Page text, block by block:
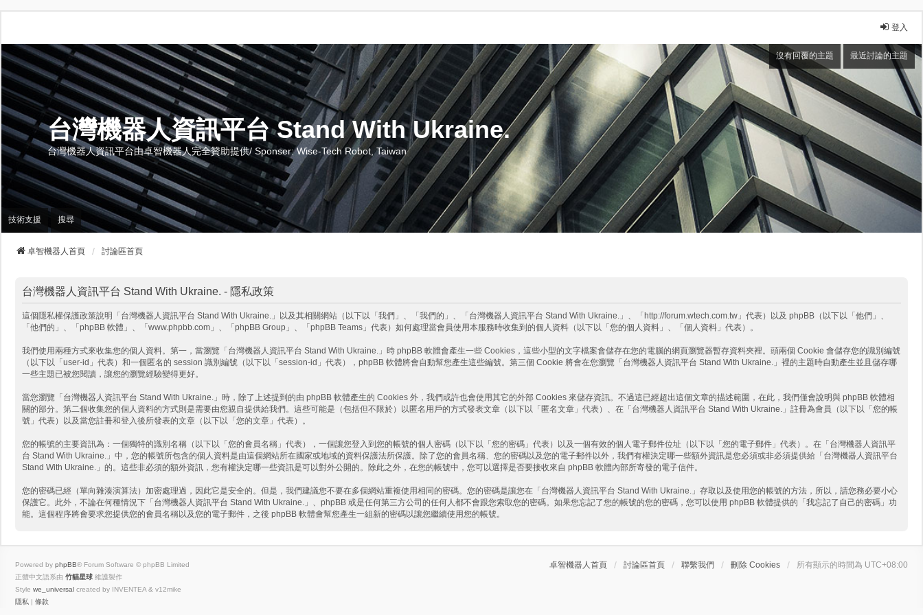
登入
沒有回覆的主題 最近討論的主題
台灣機器人資訊平台 Stand With Ukraine.
台灣機器人資訊平台由卓智機器人完全贊助提供/ Sponser: Wise-Tech Robot, Taiwan
技術支援 搜尋
卓智機器人首頁 討論區首頁
台灣機器人資訊平台 Stand With Ukraine. - 隱私政策
這個隱私權保護政策說明「台灣機器人資訊平台 Stand With Ukraine.」以及其相關網站（以下以「我們」、「我們的」、「台灣機器人資訊平台 Stand With Ukraine.」、「http://forum.wtech.com.tw」代表）以及 phpBB（以下以「他們」、
「他們的」、「phpBB 軟體」、「www.phpbb.com」、「phpBB Group」、「phpBB Teams」代表）如何處理當會員使用本服務時收集到的個人資料（以下以「您的個人資料」、「個人資料」代表）。
我們使用兩種方式來收集您的個人資料。第一，當瀏覽「台灣機器人資訊平台 Stand With Ukraine.」時 phpBB 軟體會產生一些 Cookies，這些小型的文字檔案會儲存在您的電腦的網頁瀏覽器暫存資料夾裡。頭兩個 Cookie 會儲存您的識別編號
（以下以「user-id」代表）和一個匿名的 session 識別編號（以下以「session-id」代表），phpBB 軟體將會自動幫您產生這些編號。第三個 Cookie 將會在您瀏覽「台灣機器人資訊平台 Stand With Ukraine.」裡的主題時自動產生並且儲存哪
一些主題已被您閱讀，讓您的瀏覽經驗變得更好。
當您瀏覽「台灣機器人資訊平台 Stand With Ukraine.」時，除了上述提到的由 phpBB 軟體產生的 Cookies 外，我們或許也會使用其它的外部 Cookies 來儲存資訊。不過這已經超出這個文章的描述範圍，在此，我們僅會說明與 phpBB 軟體相
關的部分。第二個收集您的個人資料的方式則是需要由您親自提供給我們。這些可能是（包括但不限於）以匿名用戶的方式發表文章（以下以「匿名文章」代表）、在「台灣機器人資訊平台 Stand With Ukraine.」註冊為會員（以下以「您的帳
號」代表）以及當您註冊和登入後所發表的文章（以下以「您的文章」代表）。
您的帳號的主要資訊為：一個獨特的識別名稱（以下以「您的會員名稱」代表），一個讓您登入到您的帳號的個人密碼（以下以「您的密碼」代表）以及一個有效的個人電子郵件位址（以下以「您的電子郵件」代表）。在「台灣機器人資訊平
台 Stand With Ukraine.」中，您的帳號所包含的個人資料是由這個網站所在國家或地域的資料保護法所保護。除了您的會員名稱、您的密碼以及您的電子郵件以外，我們有權決定哪一些額外資訊是您必須或非必須提供給「台灣機器人資訊平台
Stand With Ukraine.」的。這些非必須的額外資訊，您有權決定哪一些資訊是可以對外公開的。除此之外，在您的帳號中，您可以選擇是否要接收來自 phpBB 軟體內部所寄發的電子信件。
您的密碼已經（單向雜湊演算法）加密處理過，因此它是安全的。但是，我們建議您不要在多個網站重複使用相同的密碼。您的密碼是讓您在「台灣機器人資訊平台 Stand With Ukraine.」存取以及使用您的帳號的方法，所以，請您務必要小心
保護它。此外，不論在何種情況下「台灣機器人資訊平台 Stand With Ukraine.」、phpBB 或是任何第三方公司的任何人都不會跟您索取您的密碼。如果您忘記了您的帳號的您的密碼，您可以使用 phpBB 軟體提供的「我忘記了自己的密碼」功
能。這個程序將會要求您提供您的會員名稱以及您的電子郵件，之後 phpBB 軟體會幫您產生一組新的密碼以讓您繼續使用您的帳號。
卓智機器人首頁 討論區首頁 聯繫我們 刪除 Cookies 所有顯示的時間為 UTC+08:00
Powered by phpBB® Forum Software © phpBB Limited
正體中文語系由 竹貓星球 維護製作
Style we_universal created by INVENTEA & v12mike
隱私 | 條款